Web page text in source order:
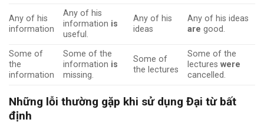
Any of his
information
Any of his
information is
useful.
Any of his
ideas
Any of his ideas
are good.
Some of
the
information
Some of the
information is
missing.
Some of
the lectures
Some of the
lectureswere
cancelled.
Những lỗi thường gặp khi sử dụng Đại từ bất
định